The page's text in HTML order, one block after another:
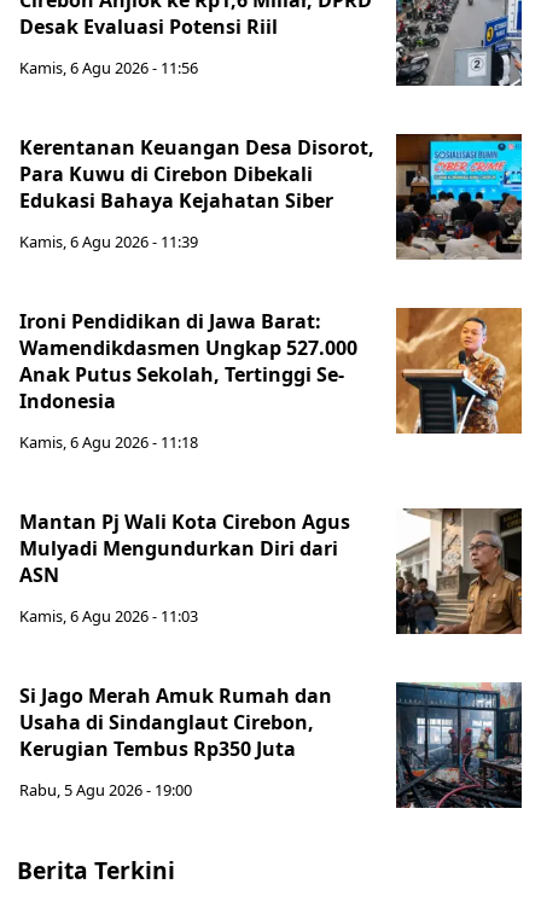
Desak Evaluasi Potensi Riil
Kamis, 6 Agu 2026 - 11:56
Kerentanan Keuangan Desa Disorot,
Para Kuwu di Cirebon Dibekali
Edukasi Bahaya Kejahatan Siber
Kamis, 6 Agu 2026 - 11:39
Ironi Pendidikan di Jawa Barat:
Wamendikdasmen Ungkap 527.000
Anak Putus Sekolah, Tertinggi Se-
Indonesia
Kamis, 6 Agu 2026 - 11:18
Mantan Pj Wali Kota Cirebon Agus
Mulyadi Mengundurkan Diri dari
ASN
Kamis, 6 Agu 2026 - 11:03
Si Jago Merah Amuk Rumah dan
Usaha di Sindanglaut Cirebon,
Kerugian Tembus Rp350 Juta
Rabu, 5 Agu 2026 - 19:00
Berita Terkini